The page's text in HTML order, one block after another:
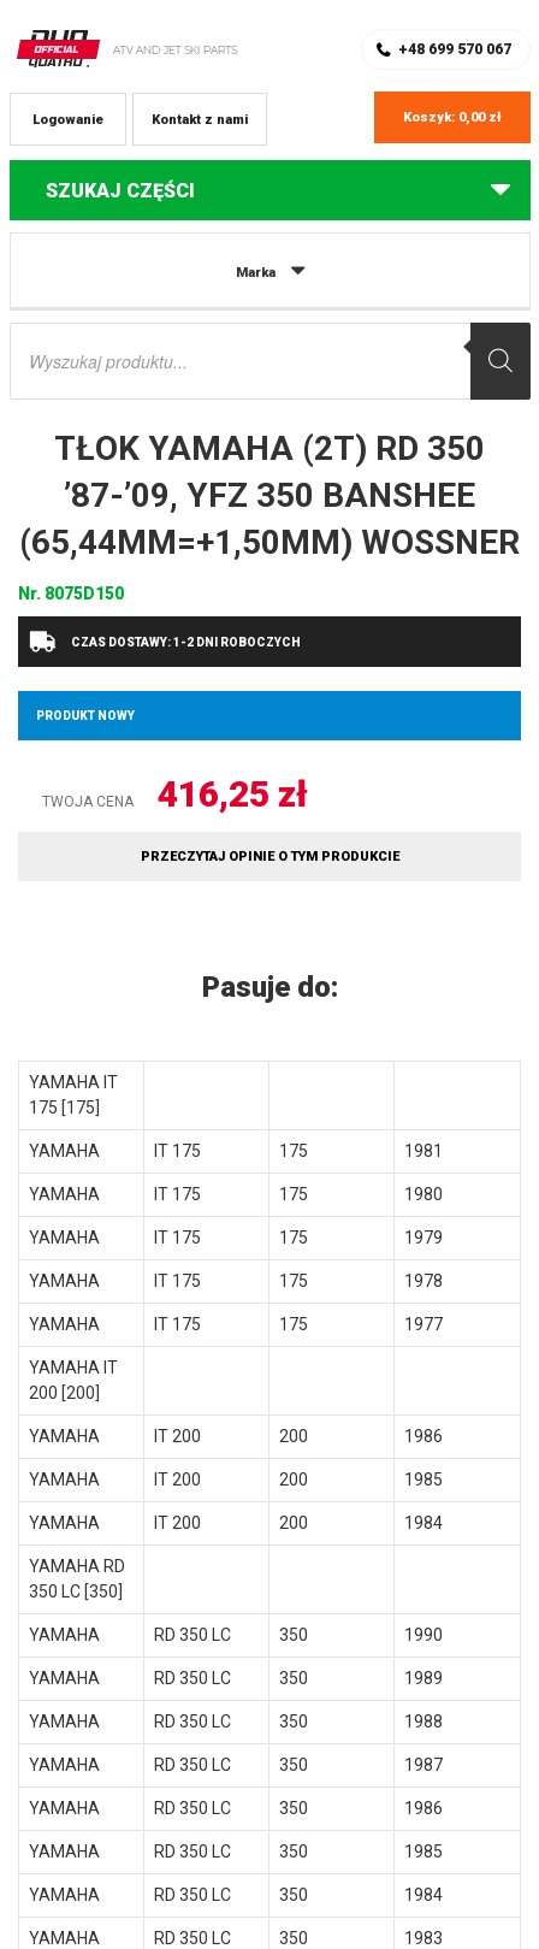
+48 699 570 067
Kontakt z nami
Logowanie Koszyk: 0,00 zł
SZUKAJ CZĘŚCI
Marka
Wyszukiwarka
Części do quadów Yamaha
TŁOK YAMAHA (2T) RD 350
’87-’09, YFZ 350 BANSHEE
(65,44MM=+1,50MM) WOSSNER
Nr. 8075D150
CZAS DOSTAWY: 1-2 DNI ROBOCZYCH
PRODUKT NOWY
TWOJA CENA 416,25 zł
PRZECZYTAJ OPINIE O TYM PRODUKCIE
Pasuje do:
YAMAHA IT
175 [175]
YAMAHA IT 175 175 1981
YAMAHA IT 175 175 1980
YAMAHA IT 175 175 1979
YAMAHA IT 175 175 1978
YAMAHA IT 175 175 1977
YAMAHA IT
200 [200]
YAMAHA IT 200 200 1986
YAMAHA IT 200 200 1985
YAMAHA IT 200 200 1984
YAMAHA RD
350 LC [350]
YAMAHA RD 350 LC 350 1990
YAMAHA RD 350 LC 350 1989
YAMAHA RD 350 LC 350 1988
YAMAHA RD 350 LC 350 1987
YAMAHA RD 350 LC 350 1986
YAMAHA RD 350 LC 350 1985
YAMAHA RD 350 LC 350 1984
YAMAHA RD 350 LC 350 1983